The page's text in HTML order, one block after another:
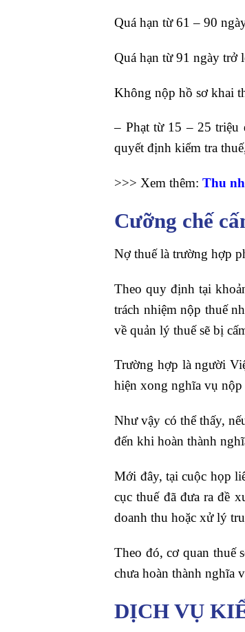
Quá hạn từ 61 – 90
Quá hạn từ 91 ngày trở
Không nộp hồ sơ khai
– Phạt từ 15 – 25 triệu
quyết định kiểm tra
>>> Xem thêm:Thu
Cưỡng chế
Nợ thuế là trường hợp
Theo quy định tại
trách nhiệm nộp thuế
về quản lý thuế sẽ bị
Trường hợp là người
hiện xong nghĩa vụ nộp
Như vậy có thể thấy,
đến khi hoàn thành
Mới đây, tại cuộc họp
cục thuế đã đưa ra đề
doanh thu hoặc xử lý
Theo đó, cơ quan thuế
chưa hoàn thành nghĩa
DỊCH VỤ